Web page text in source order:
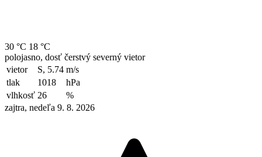
30 °C 18 °C
polojasno, dosť čerstvý severný vietor
vietor
S, 5.74 m/s
tlak
1018
hPa
vlhkosť 26
%
zajtra, nedeľa 9. 8. 2026